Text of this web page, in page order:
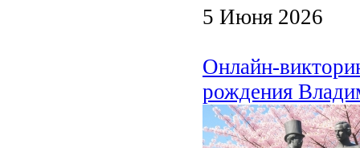
5 Июня 2026
Онлайн-
рождения